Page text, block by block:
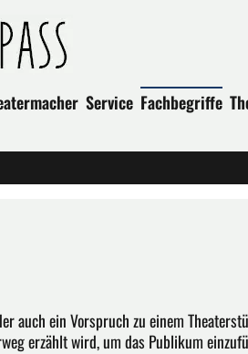
Service Fachbegriffe
auch ein Vorspruch zu einem
erzählt wird, um das Publikum